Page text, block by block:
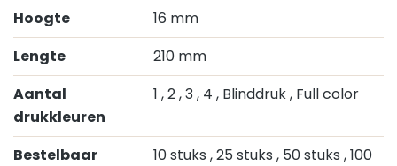
Hoogte
16 mm
Lengte
210 mm
Aantal
drukkleuren
1 , 2, 3, 4 , Blinddruk, Full color
Bestelbaar
10 stuks , 25 stuks , 50 stuks , 100